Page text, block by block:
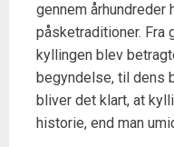
gennem århundreder
påsketraditioner. Fra
kyllingen blev
begyndelse, til dens
bliver det klart, at
historie, end man